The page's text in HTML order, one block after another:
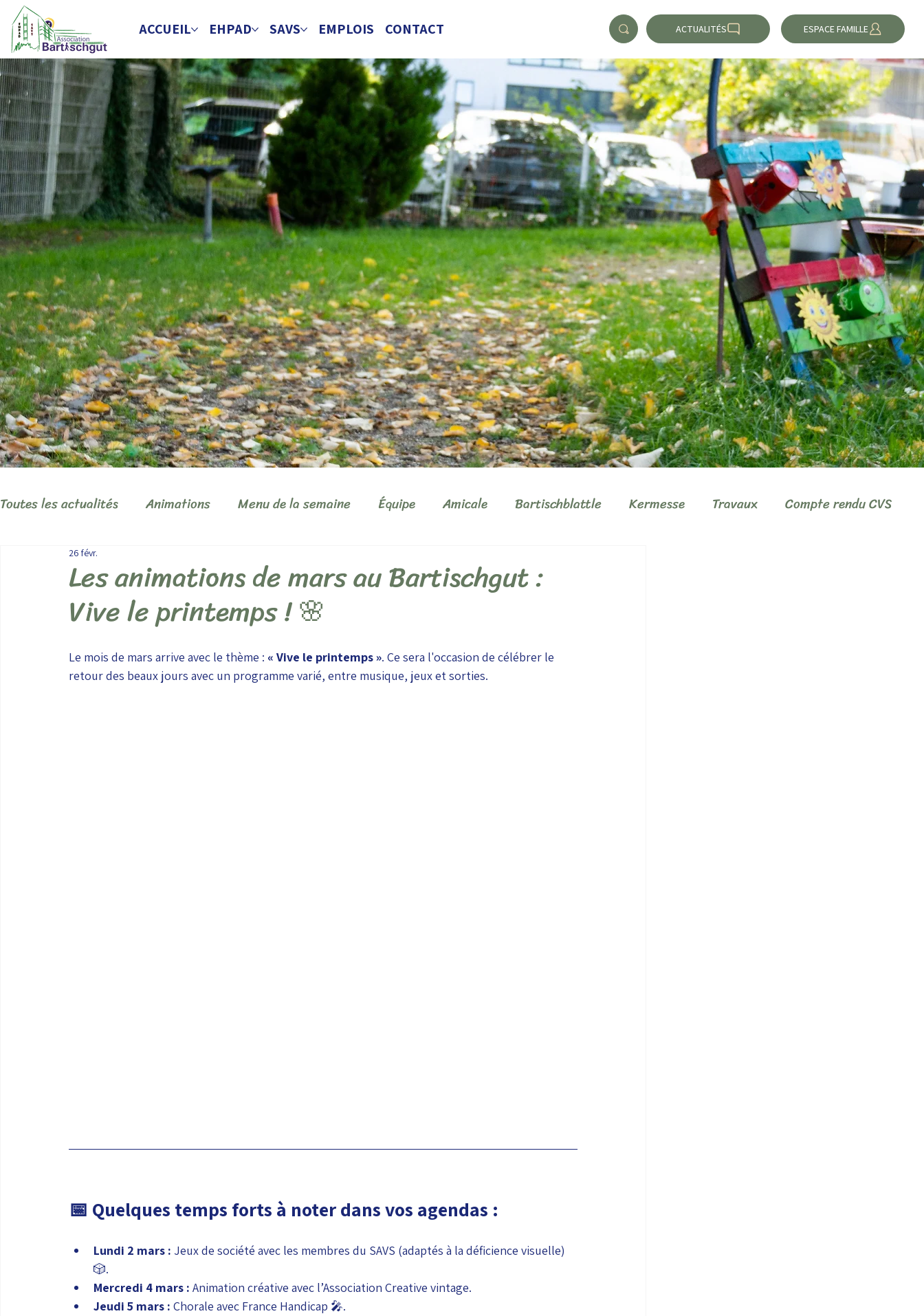
ACCUEIL EHPAD SAVS EMPLOIS CONTACT ACTUALITÉS ESPACE FAMILLE
Toutes les actualités Animations Menu de la semaine Équipe Amicale Bartischblattle Kermesse Travaux Compte rendu CVS
Les animations de mars au Bartischgut :
Vive le printemps ! 🌸
26 févr.
Le mois de mars arrive avec le thème : « Vive le printemps ». Ce sera l'occasion de célébrer le
retour des beaux jours avec un programme varié, entre musique, jeux et sorties.
📅 Quelques temps forts à noter dans vos agendas :
Lundi 2 mars : Jeux de société avec les membres du SAVS (adaptés à la déficience visuelle)
🎲.
Mercredi 4 mars : Animation créative avec l’Association Creative vintage.
Jeudi 5 mars : Chorale avec France Handicap 🎤.